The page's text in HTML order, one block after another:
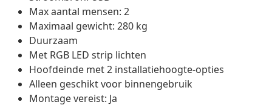
Max aantal mensen: 2
Maximaal gewicht: 280 kg
Duurzaam
Met RGB LED strip lichten
Hoofdeinde met 2 installatiehoogte-opties
Alleen geschikt voor binnengebruik
Montage vereist: Ja